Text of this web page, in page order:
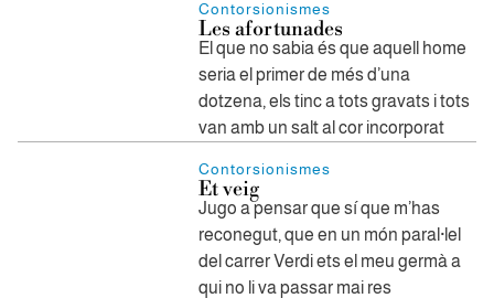
Contorsionismes
Les afortunades
El que no sabia és que aquell home
seria el primer de més d’una
dotzena, els tinc a tots gravats i tots
van amb un salt al cor incorporat
Contorsionismes
Et veig
Jugo a pensar que sí que m’has
reconegut, que en un món paral·lel
del carrer Verdi ets el meu germà a
qui no li va passar mai res